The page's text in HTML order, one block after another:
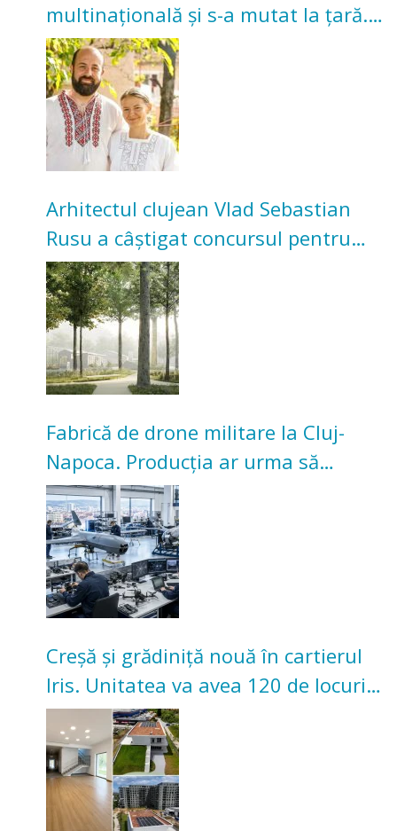
multinațională și s-a mutat la țară.
Acum cultivă legume în grădina
bunicilor
Arhitectul clujean Vlad Sebastian
Rusu a câștigat concursul pentru
transformarea Grădinii Casei
Universitarilor
Fabrică de drone militare la Cluj-
Napoca. Producția ar urma să
înceapă în toamna acestui an
Creșă și grădiniță nouă în cartierul
Iris. Unitatea va avea 120 de locuri
pentru copii